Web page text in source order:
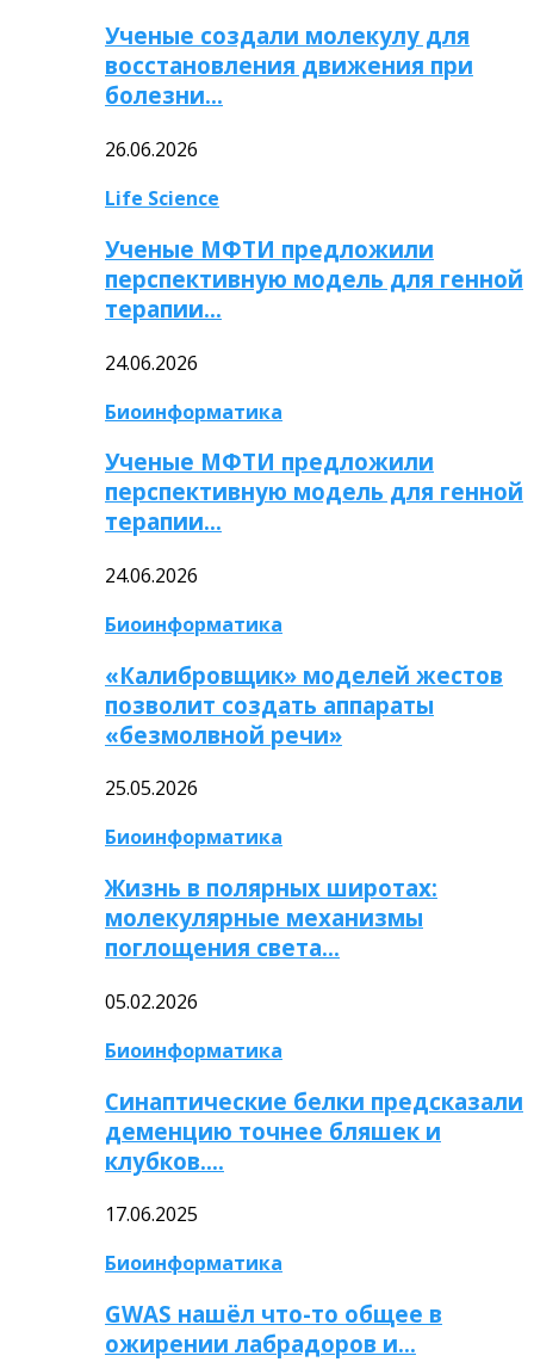
Ученые создали молекулу для
восстановления движения при
болезни…
26.06.2026
Life Science
Ученые МФТИ предложили
перспективную модель для генной
терапии…
24.06.2026
Биоинформатика
Ученые МФТИ предложили
перспективную модель для генной
терапии…
24.06.2026
Биоинформатика
«Калибровщик» моделей жестов
позволит создать аппараты
«безмолвной речи»
25.05.2026
Биоинформатика
Жизнь в полярных широтах:
молекулярные механизмы
поглощения света…
05.02.2026
Биоинформатика
Синаптические белки предсказали
деменцию точнее бляшек и
клубков….
17.06.2025
Биоинформатика
GWAS нашёл что-то общее в
ожирении лабрадоров и…